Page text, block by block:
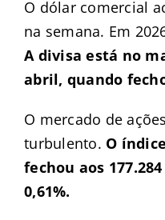
O dólar comercial
na semana. Em
A divisa está no
abril, quando
O mercado de
turbulento. O
fechou aos
0,61%.